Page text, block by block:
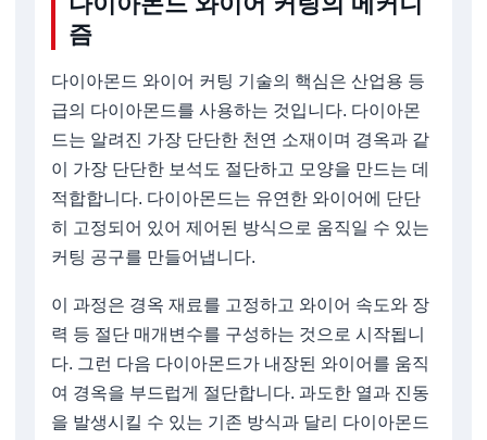
즘
다이아몬드 와이어 커팅 기술의 핵심은 산업용 등
급의 다이아몬드를 사용하는 것입니다. 다이아몬
드는 알려진 가장 단단한 천연 소재이며 경옥과 같
이 가장 단단한 보석도 절단하고 모양을 만드는 데
적합합니다. 다이아몬드는 유연한 와이어에 단단
히 고정되어 있어 제어된 방식으로 움직일 수 있는
커팅 공구를 만들어냅니다.
이 과정은 경옥 재료를 고정하고 와이어 속도와 장
력 등 절단 매개변수를 구성하는 것으로 시작됩니
다. 그런 다음 다이아몬드가 내장된 와이어를 움직
여 경옥을 부드럽게 절단합니다. 과도한 열과 진동
을 발생시킬 수 있는 기존 방식과 달리 다이아몬드